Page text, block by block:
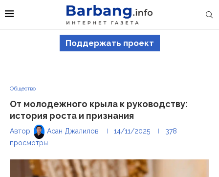
Поддержать проект
Общество
От молодежного крыла к руководству:
история роста и признания
Автор: Асан Джалилов 14/11/2025
378
просмотры